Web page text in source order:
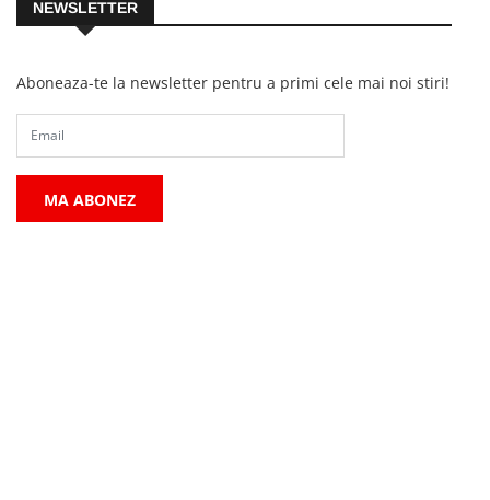
NEWSLETTER
Aboneaza-te la newsletter pentru a primi cele mai noi stiri!
MA ABONEZ